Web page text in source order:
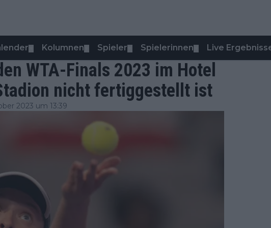
Kolumnen Spieler Spielerinnen Live
WTA-Finals 2023 im Hotel
nicht fertiggestellt ist
2023 um 13:39